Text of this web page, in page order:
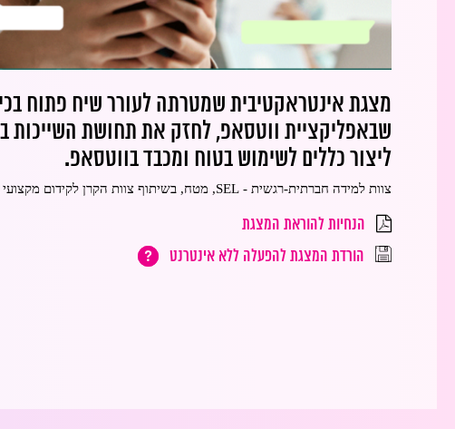
מצגת אינטראקטיבית שמטרתה לעורר שיח פתוח
שבאפליקציית ווטסאפ, לחזק את תחושת השייכות
ליצור כללים לשימוש בטוח ומכבד בווטסאפ.
צוות למידה חברתית-רגשית - SEL, מטח, בשיתוף צוות הקרן לקידום מקצועי בהסתדרות המורים
הנחיות להוראת המצגת
הורדת המצגת להפעלה ללא אינטרנט